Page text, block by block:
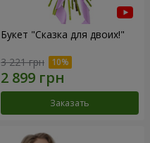
Букет "Сказка для двоих!"
3 221 грн
Заказать